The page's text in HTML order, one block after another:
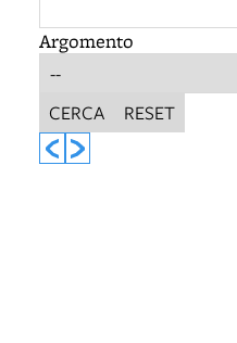
Argomento
CERCA RESET